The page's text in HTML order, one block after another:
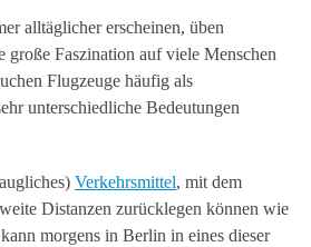
alltäglicher erscheinen, üben
große Faszination auf viele Menschen
Flugzeuge häufig als
unterschiedliche Bedeutungen
Verkehrsmittel, mit dem
Distanzen zurücklegen können wie
morgens in Berlin in eines dieser